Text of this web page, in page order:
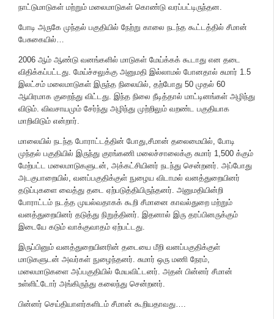
நாட்டுமாடுகள் மற்றும் மலைமாடுகள் கொண்டு வரப்பட்டிருந்தன.
போடி அருகே முந்தல் பகுதியில் நேற்று காலை நடந்த கூட்டத்தில் சீமான்
பேசுகையில்…
2006 ஆம் ஆண்டு வனங்களில் மாடுகள் மேய்க்கக் கூடாது என தடை
விதிக்கப்பட்டது. மேய்ச்சலுக்கு அனுமதி இல்லாமல் போனதால் சுமார் 1.5
இலட்சம் மலைமாடுகள் இருந்த நிலையில், தற்போது 50 முதல் 60
ஆயிரமாக குறைந்து விட்டது. இந்த நிலை நீடித்தால் மாட்டினங்கள் அழிந்து
விடும். விவசாயமும் சேர்ந்து அழிந்து முற்றிலும் வறண்ட பகுதியாக
மாறிவிடும் என்றார்.
மாலையில் நடந்த போராட்டத்தின் போது,சீமான் தலைமையில், போடி
முந்தல் பகுதியில் இருந்து குரங்கணி மலைச்சாலைக்கு சுமார் 1,500 க்கும்
மேற்பட்ட மலைமாடுகளுடன், அக்கட்சியினர் நடந்து சென்றனர். அப்போது
அடகுபாறையில், வனப்பகுதிக்குள் நுழைய விடாமல் வனத்துறையினர்
தடுப்புகளை வைத்து தடை ஏற்படுத்தியிருந்தனர். அனுமதியின்றி
போராட்டம் நடத்த முயல்வதாகக் கூறி சீமானை காவல்துறை மற்றும்
வனத்துறையினர் தடுத்து நிறுத்தினர். இதனால் இரு தரப்பினருக்கும்
இடையே கடும் வாக்குவாதம் ஏற்பட்டது.
இருப்பினும் வனத்துறையினரின் தடையை மீறி வனப்பகுதிக்குள்
மாடுகளுடன் அவர்கள் நுழைந்தனர். சுமார் ஒரு மணி நேரம்,
மலைமாடுகளை அப்பகுதியில் மேயவிட்டனர். அதன் பின்னர் சீமான்
உள்ளிட்டோர் அங்கிருந்து கலைந்து சென்றனர்.
பின்னர் செய்தியாளர்களிடம் சீமான் கூறியதாவது….